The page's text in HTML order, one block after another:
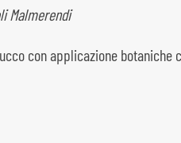
Malmerendi
con applicazione